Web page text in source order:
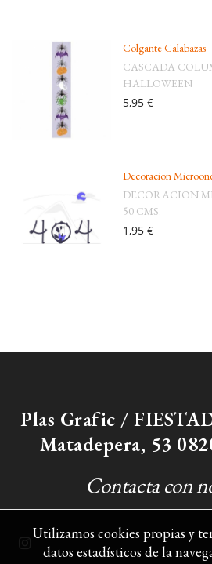
Colgante Calabazas
CASCADA
HALLOWEEN
5,95 €
Decoracion
DECORACION
50 CMS.
1,95 €
Plas Grafic /
Matadepera, 53
Contacta con
Utilizamos cookies propias y
datos estadísticos de la